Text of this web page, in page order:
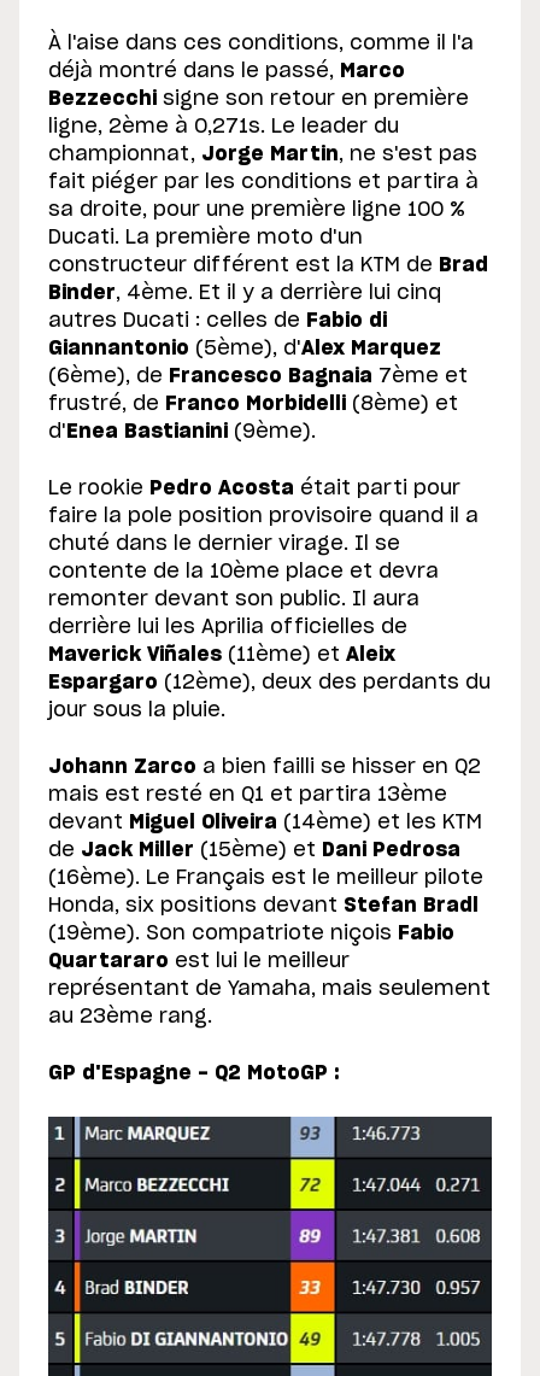
À l'aise dans ces conditions, comme il l'a
déjà montré dans le passé, Marco
Bezzecchi signe son retour en première
ligne, 2ème à 0,271s. Le leader du
championnat, Jorge Martin, ne s'est pas
fait piéger par les conditions et partira à
sa droite, pour une première ligne 100 %
Ducati. La première moto d'un
constructeur différent est la KTM de Brad
Binder, 4ème. Et il y a derrière lui cinq
autres Ducati : celles de Fabio di
Giannantonio (5ème), d'Alex Marquez
(6ème), de Francesco Bagnaia 7ème et
frustré, de Franco Morbidelli (8ème) et
d' Enea Bastianini (9ème).
Le rookie Pedro Acosta était parti pour
faire la pole position provisoire quand il a
chuté dans le dernier virage. Il se
contente de la 10ème place et devra
remonter devant son public. Il aura
derrière lui les Aprilia officielles de
Maverick Viñales (11ème) et Aleix
Espargaro (12ème), deux des perdants du
jour sous la pluie.
Johann Zarco a bien failli se hisser en Q2
mais est resté en Q1 et partira 13ème
devant Miguel Oliveira (14ème) et les KTM
de Jack Miller (15ème) et Dani Pedrosa
(16ème). Le Français est le meilleur pilote
Honda, six positions devant Stefan Bradl
(19ème). Son compatriote niçois Fabio
Quartararo est lui le meilleur
représentant de Yamaha, mais seulement
au 23ème rang.
GP d'Espagne - Q2 MotoGP :